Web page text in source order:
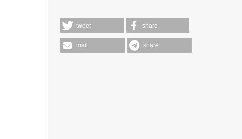
tweet share
mail share